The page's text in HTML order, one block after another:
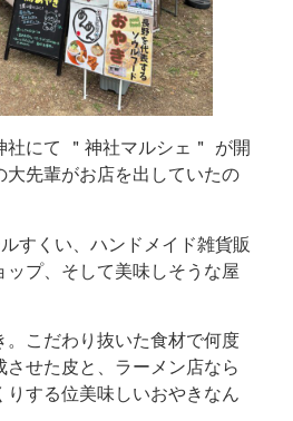
社にて ＂神社マルシェ＂ が開
大先輩がお店を出していたの
すくい、ハンドメイド雑貨販
プ、そして美味しそうな屋
。こだわり抜いた食材で何度
させた皮と、ラーメン店なら
りする位美味しいおやきなん